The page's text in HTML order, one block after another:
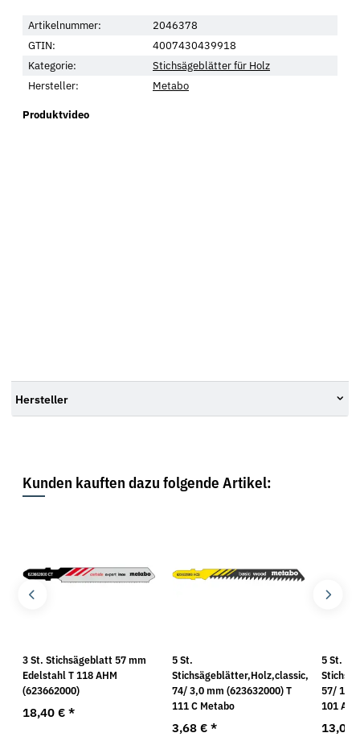
Artikelnummer:
2046378
GTIN:
4007430439918
Kategorie:
Stichsägeblätter für Holz
Hersteller:
Metabo
Produktvideo
Hersteller
Kunden kauften dazu folgende Artikel:
3 St. Stichsägeblatt 57 mm
Edelstahl T 118 AHM
(623662000)
18,40 € *
5 St.
Stichsägeblätter,Holz,classic,
74/ 3,0 mm (623632000) T
111 C Metabo
3,68 € *
5 St.
57/ 1,4
101
13,01